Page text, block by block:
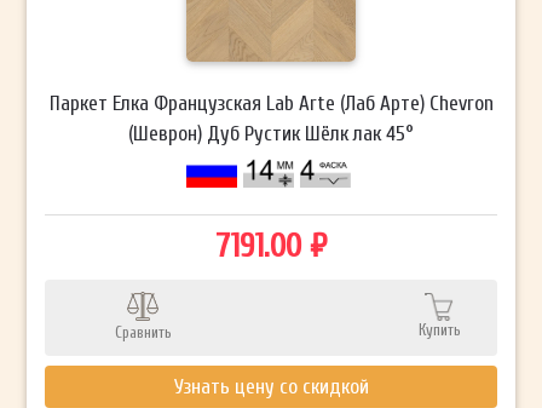
Паркет Елка Французская Lab Arte (Лаб Арте) Chevron
(Шеврон) Дуб Рустик Шёлк лак 45°
7191.00 ₽
Сравнить Купить
Узнать цену со скидкой